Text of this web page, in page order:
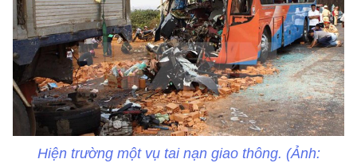
Hiện trường một vụ tai nạn giao thông. (Ảnh: